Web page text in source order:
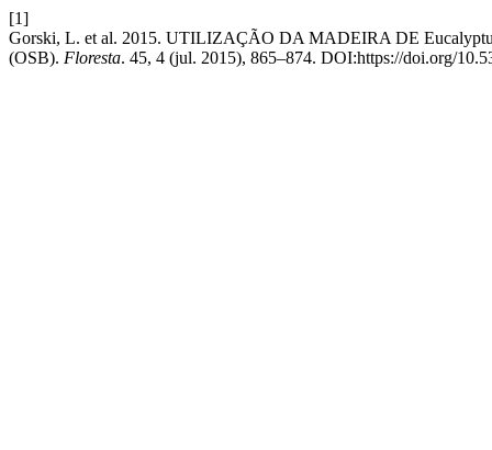
[1]
Gorski, L. et al. 2015. UTILIZAÇÃO DA MADEIRA DE
(OSB). Floresta. 45, 4 (jul. 2015), 865–874. DOI:https://doi.org/